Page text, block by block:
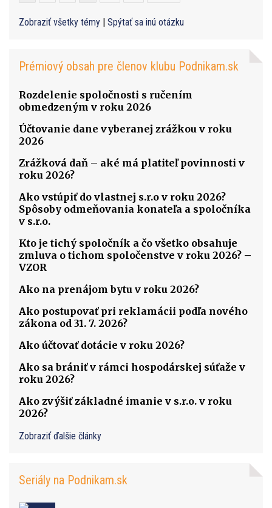
Zobraziť všetky témy Spýtať sa inú otázku
Prémiový obsah pre členov klubu Podnikam.sk
Rozdelenie spoločnosti s ručením
obmedzeným v roku 2026
Účtovanie dane vyberanej zrážkou v roku
2026
Zrážková daň – aké má platiteľ povinnosti v
roku 2026?
Ako vstúpiť do vlastnej s.r.o v roku 2026?
Spôsoby odmeňovania konateľa a spoločníka
v s.r.o.
Kto je tichý spoločník a čo všetko obsahuje
zmluva o tichom spoločenstve v roku 2026? –
VZOR
Ako na prenájom bytu v roku 2026?
Ako postupovať pri reklamácii podľa nového
zákona od 31. 7. 2026?
Ako účtovať dotácie v roku 2026?
Ako sa brániť v rámci hospodárskej súťaže v
roku 2026?
Ako zvýšiť základné imanie v s.r.o. v roku
2026?
Zobraziť ďalšie články
Seriály na Podnikam.sk